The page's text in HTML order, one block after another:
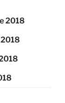
2018